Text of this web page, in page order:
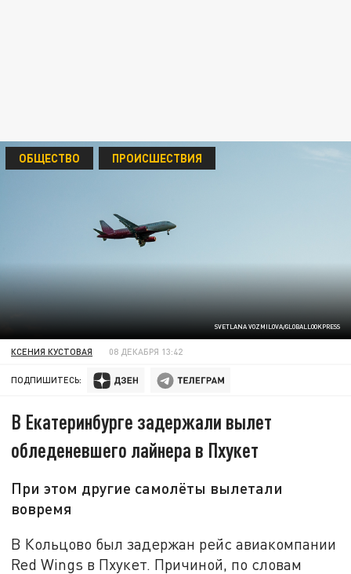
SVETLANA VOZMILOVA/GLOBALLOOKPRESS
ОБЩЕСТВО ПРОИСШЕСТВИЯ
КСЕНИЯ КУСТОВАЯ 08 ДЕКАБРЯ 13:42
ПОДПИШИТЕСЬ:
В Екатеринбурге задержали вылет
обледеневшего лайнера в Пхукет
При этом другие самолёты вылетали
вовремя
В Кольцово был задержан рейс авиакомпании
Red Wings в Пхукет. Причиной, по словам